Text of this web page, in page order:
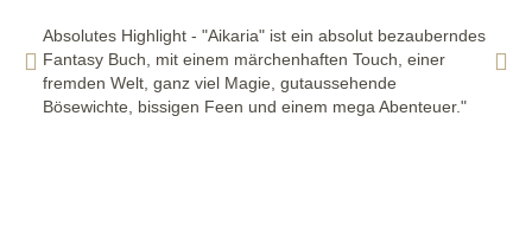
Absolutes Highlight - "Aikaria" ist ein absolut bezauberndes
Fantasy Buch, mit einem märchenhaften Touch, einer
fremden Welt, ganz viel Magie, gutaussehende
Bösewichte, bissigen Feen und einem mega Abenteuer."